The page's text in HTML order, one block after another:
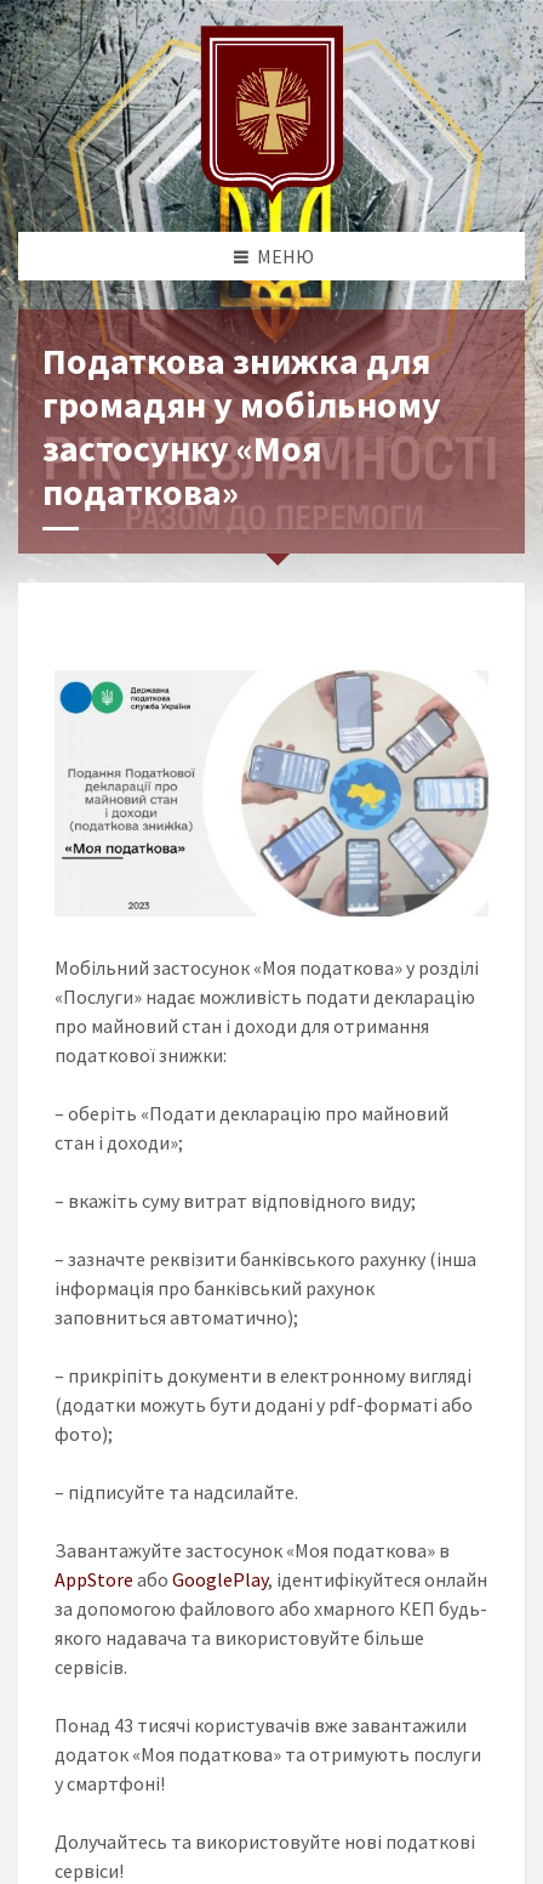
МЕНЮ
Податкова знижка для
громадян у мобільному
застосунку «Моя
податкова»
Мобільний застосунок «Моя податкова» у розділі
«Послуги» надає можливість подати декларацію
про майновий стан і доходи для отримання
податкової знижки:
– оберіть «Подати декларацію про майновий
стан і доходи»;
– вкажіть суму витрат відповідного виду;
– зазначте реквізити банківського рахунку (інша
інформація про банківський рахунок
заповниться автоматично);
– прикріпіть документи в електронному вигляді
(додатки можуть бути додані у pdf-форматі або
фото);
– підписуйте та надсилайте.
Завантажуйте застосунок «Моя податкова» в
AppStore або GooglePlay, ідентифікуйтеся онлайн
за допомогою файлового або хмарного КЕП будь-
якого надавача та використовуйте більше
сервісів.
Понад 43 тисячі користувачів вже завантажили
додаток «Моя податкова» та отримують послуги
у смартфоні!
Долучайтесь та використовуйте нові податкові
сервіси!